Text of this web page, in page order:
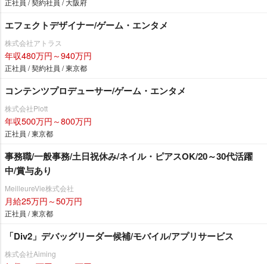
エフェクトデザイナー/ゲーム・エンタメ
株式会社アトラス
年収480万円～940万円
正社員 / 契約社員 / 東京都
コンテンツプロデューサー/ゲーム・エンタメ
株式会社Plott
年収500万円～800万円
正社員 / 東京都
事務職/一般事務/土日祝休み/ネイル・ピアスOK/20～30代活躍
中/賞与あり
MeilleureVie株式会社
月給25万円～50万円
正社員 / 東京都
「Div2」デバッグリーダー候補/モバイル/アプリサービス
株式会社Aiming